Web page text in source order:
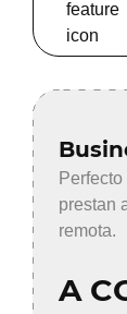
prestan
remota.
A